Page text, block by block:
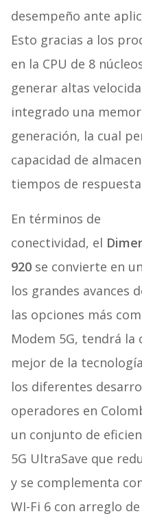
desempeño ante
Esto gracias a los
en la CPU de 8
generar altas
integrado una
generación, la cual
capacidad de
tiempos de
En términos de
conectividad, el
920 se convierte en
los grandes avances
las opciones más
Modem 5G, tendrá
mejor de la
los diferentes
operadores en
un conjunto de
5G UltraSave que
y se complementa
WI-Fi 6 con arreglo